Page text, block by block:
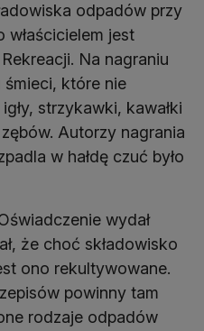
odpadów przy
właścicielem jest
Na nagraniu
które nie
strzykawki, kawałki
Autorzy nagrania
w hałdę czuć było
wydał
że choć składowisko
ono rekultywowane.
powinny tam
rodzaje odpadów